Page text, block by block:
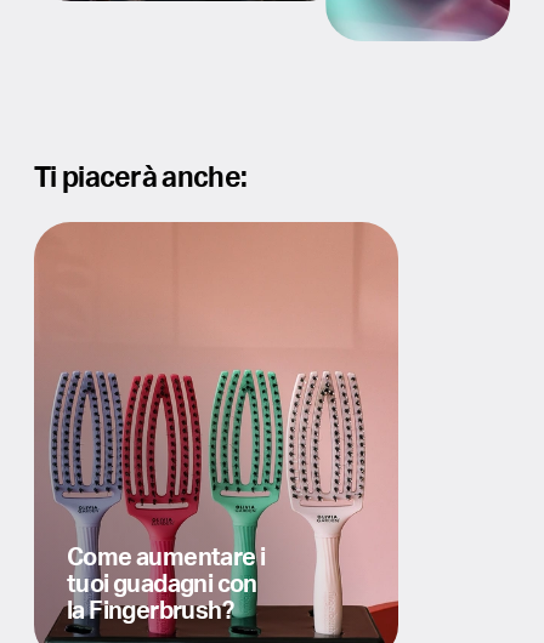
Ti piacerà anche:
Come aumentare i
tuoi guadagni con
la Fingerbrush?